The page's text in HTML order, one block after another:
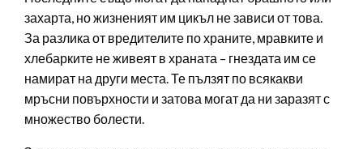
захарта, но жизненият им цикъл не зависи от това.
За разлика от вредителите по храните, мравките и
хлебарките не живеят в храната – гнездата им се
намират на други места. Те пълзят по всякакви
мръсни повърхности и затова могат да ни заразят с
множество болести.